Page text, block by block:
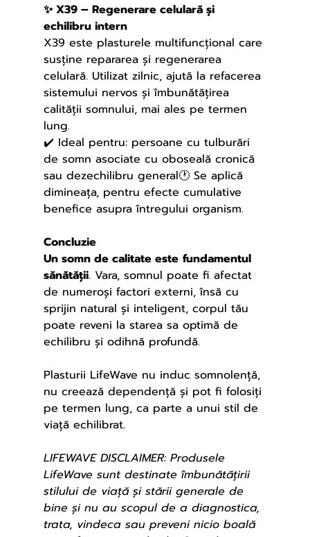
✨ X39 – Regenerare celulară și
echilibru intern
X39 este plasturele multifuncțional care
susține repararea și regenerarea
celulară. Utilizat zilnic, ajută la refacerea
sistemului nervos și îmbunătățirea
calității somnului, mai ales pe termen
lung.
✔️ Ideal pentru: persoane cu tulburări
de somn asociate cu oboseală cronică
sau dezechilibru general🕐 Se aplică
dimineața, pentru efecte cumulative
benefice asupra întregului organism.
Concluzie
Un somn de calitate este fundamentul
sănătății. Vara, somnul poate fi afectat
de numeroși factori externi, însă cu
sprijin natural și inteligent, corpul tău
poate reveni la starea sa optimă de
echilibru și odihnă profundă.
Plasturii LifeWave nu induc somnolență,
nu creează dependență și pot fi folosiți
pe termen lung, ca parte a unui stil de
viață echilibrat.
LIFEWAVE DISCLAIMER: Produsele
LifeWave sunt destinate îmbunătățirii
stilului de viață și stării generale de
bine și nu au scopul de a diagnostica,
trata, vindeca sau preveni nicio boală